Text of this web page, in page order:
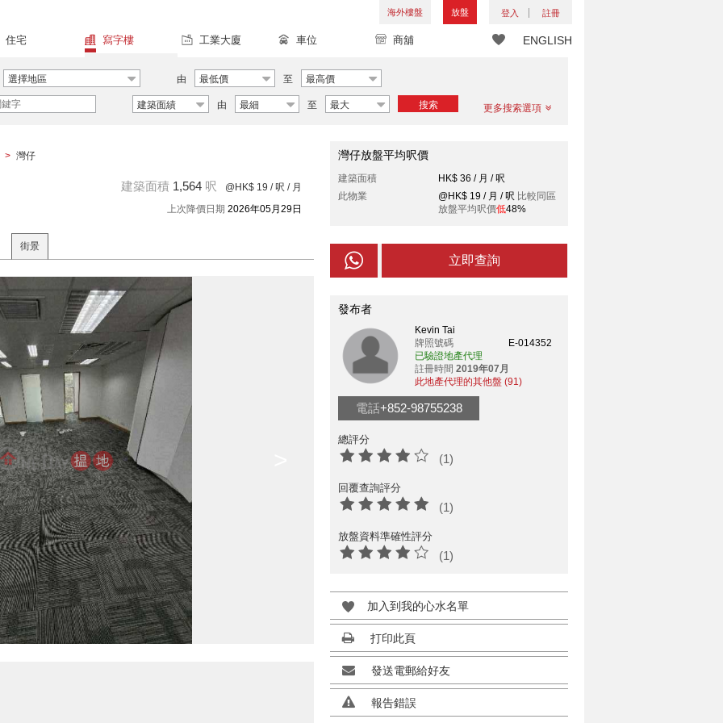
海外樓盤 放盤 登入 註冊
ENGLISH
住宅 寫字樓 工業大廈 車位 商舖
選擇地區 由 最低價 至 最高價
建築面績 由 最細 至 最大 搜索 更多搜索選項
> 灣仔
建築面積 1,564 呎 @HK$ 19 / 呎 / 月
上次降價日期 2026年05月29日
街景
灣仔放盤平均呎價
建築面積
HK$ 36 / 月 / 呎
此物業
@HK$ 19 / 月 / 呎 比較同區
放盤平均呎價低48%
立即查詢
發布者
Kevin Tai
牌照號碼
E-014352
已驗證地產代理
註冊時間 2019年07月
此地產代理的其他盤 (91)
電話+852-98755238
總評分
(1)
回覆查詢評分
(1)
放盤資料準確性評分
(1)
加入到我的心水名單
打印此頁
發送電郵給好友
報告錯誤